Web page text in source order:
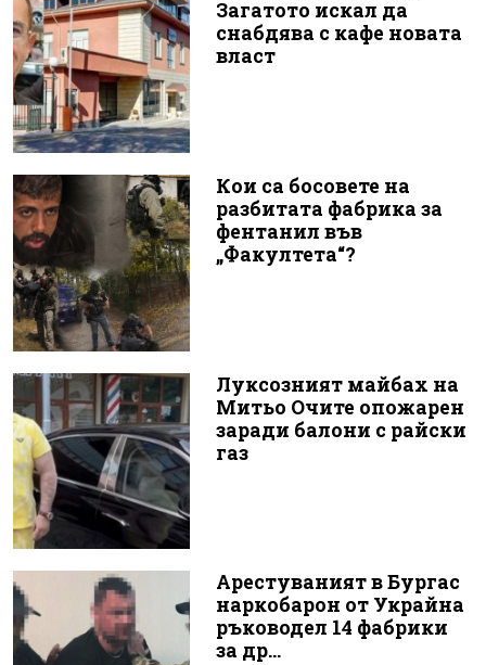
Загатото искал да
снабдява с кафе новата
власт
Кои са босовете на
разбитата фабрика за
фентанил във
„Факултета“?
Луксозният майбах на
Митьо Очите опожарен
заради балони с райски
газ
Арестуваният в Бургас
наркобарон от Украйна
ръководел 14 фабрики
за др...